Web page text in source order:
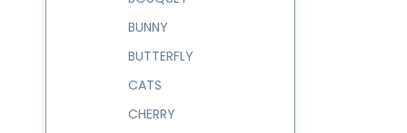
BUNNY
BUTTERFLY
CATS
CHERRY